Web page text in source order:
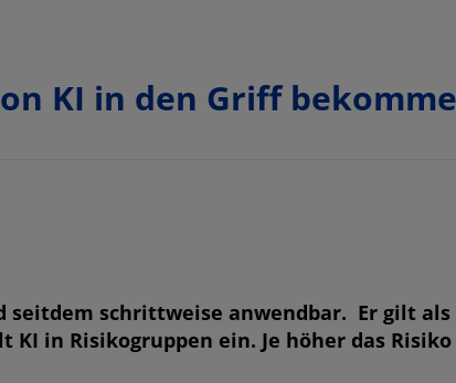
KI in den Griff
seitdem schrittweise anwendbar. Er gilt
in Risikogruppen ein. Je höher das